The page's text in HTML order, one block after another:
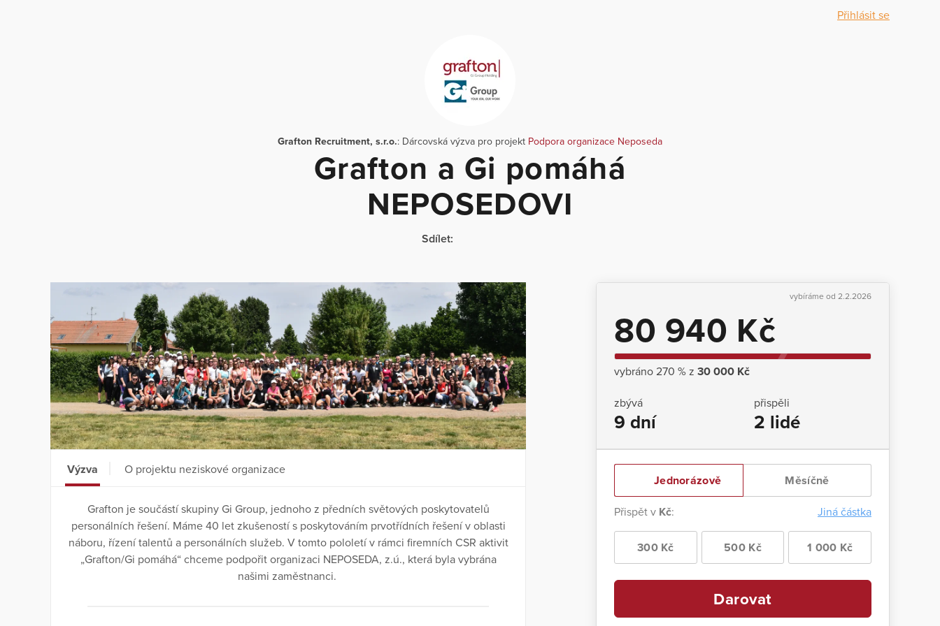
Přihlásit se
Grafton Recruitment, s.r.o.: Dárcovská výzva pro projekt Podpora organizace Neposeda
Grafton a Gi pomáhá
NEPOSEDOVI
Sdílet:
vybíráme od 2.2.2026
80 940 Kč
vybráno 270 % z 30 000 Kč
zbývá
9 dní
přispěli
2 lidé
Jednorázově Měsíčně
Přispět v Kč: Jiná částka
300 Kč 500 Kč 1 000 Kč
Darovat
Výzva O projektu neziskové organizace
Grafton je součástí skupiny Gi Group, jednoho z předních světových poskytovatelů
personálních řešení. Máme 40 let zkušeností s poskytováním prvotřídních řešení v oblasti
náboru, řízení talentů a personálních služeb. V tomto pololetí v rámci firemních CSR aktivit
„Grafton/Gi pomáhá“ chceme podpořit organizaci NEPOSEDA, z.ú., která byla vybrána
našimi zaměstnanci.